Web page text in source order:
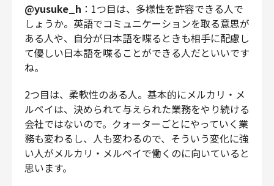
@yusuke_h ：1つ目は、多様性を許容できる人で
しょうか。英語でコミュニケーションを取る意思が
ある人や、自分が日本語を喋るときも相手に配慮し
て優しい日本語を喋ることができる人だといいです
ね。
2つ目は、柔軟性のある人。基本的にメルカリ・メ
ルペイは、決められて与えられた業務をやり続ける
会社ではないので。クォーターごとにやっていく業
務も変わるし、人も変わるので、そういう変化に強
い人がメルカリ・メルペイで働くのに向いていると
思います。